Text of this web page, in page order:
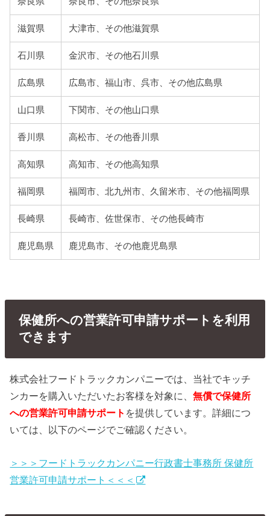
滋賀県 大津市、その他滋賀県
石川県 金沢市、その他石川県
広島県 広島市、福山市、呉市、その他広島県
山口県 下関市、その他山口県
香川県 高松市、その他香川県
高知県 高知市、その他高知県
福岡県 福岡市、北九州市、久留米市、その他福岡県
長崎県 長崎市、佐世保市、その他長崎市
鹿児島県 鹿児島市、その他鹿児島県
保健所への営業許可申請サポートを利用
できます
株式会社フードトラックカンパニーでは、当社でキッチ
ンカーを購入いただいたお客様を対象に、無償で保健所
への営業許可申請サポート を提供しています。詳細につ
いては、以下のページでご確認ください。
＞＞＞フードトラックカンパニー行政書士事務所 保健所
営業許可申請サポート＜＜＜